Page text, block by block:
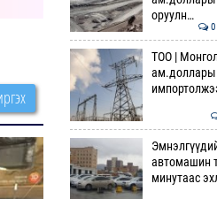
оруулн…
0
ТОО |
автомашин
минутаас